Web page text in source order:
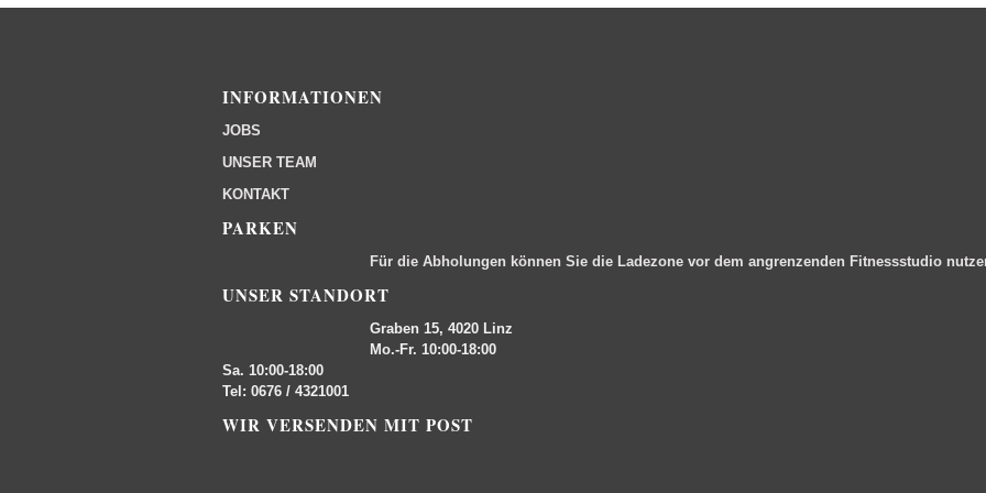
INFORMATIONEN
JOBS
UNSER TEAM
KONTAKT
PARKEN
Für die Abholungen können Sie die Ladezone vor dem angrenzenden Fitnessstudio
UNSER STANDORT
Graben 15, 4020 Linz
Mo.-Fr. 10:00-18:00
Sa. 10:00-18:00
Tel: 0676 / 4321001
WIR VERSENDEN MIT POST